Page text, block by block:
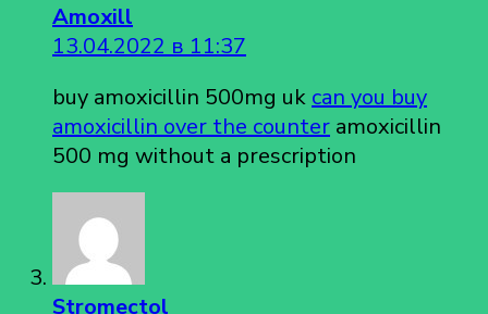
Amoxill
13.04.2022 в 11:37
buy amoxicillin 500mg uk can you buy
amoxicillin over the counter amoxicillin
500 mg without a prescription
Stromectol